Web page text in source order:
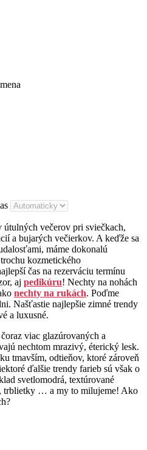
útulných večerov pri sviečkach,
a bujarých večierkov. A keďže sa
máme dokonalú
kozmetického
čas na rezerváciu termínu
aj pedikúru! Nechty na nohách
nechty na rukách. Poďme
Našťastie najlepšie zimné trendy
a luxusné.
viac glazúrovaných a
nechtom mrazivý, éterický lesk.
tmavším, odtieňov, ktoré zároveň
ďalšie trendy farieb sú však o
svetlomodrá, textúrované
trblietky … a my to milujeme! Ako